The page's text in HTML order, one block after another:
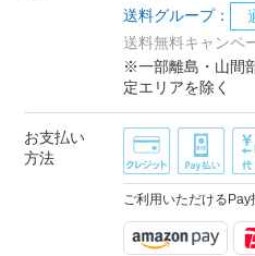
送料グループ：
送料無料キャンペ
※一部離島・山間
定エリアを除く
お支払い
方法
ご利用いただけるPay